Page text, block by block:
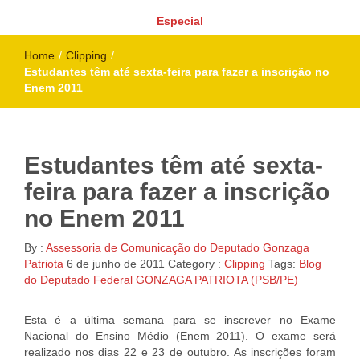
Especial
Home / Clipping /
Estudantes têm até sexta-feira para fazer a inscrição no
Enem 2011
Estudantes têm até sexta-
feira para fazer a inscrição
no Enem 2011
By : Assessoria de Comunicação do Deputado Gonzaga
Patriota 6 de junho de 2011 Category : Clipping Tags: Blog
do Deputado Federal GONZAGA PATRIOTA (PSB/PE)
Esta é a última semana para se inscrever no Exame
Nacional do Ensino Médio (Enem 2011). O exame será
realizado nos dias 22 e 23 de outubro. As inscrições foram